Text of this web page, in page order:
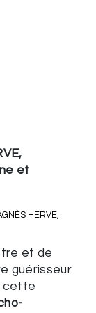
et
HERVE,
et de
guérisseur
cette